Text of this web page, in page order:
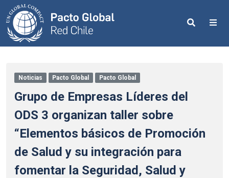
Search
Noticias Pacto Global Pacto Global
Grupo de Empresas Líderes del
ODS 3 organizan taller sobre
“Elementos básicos de Promoción
de Salud y su integración para
fomentar la Seguridad, Salud y